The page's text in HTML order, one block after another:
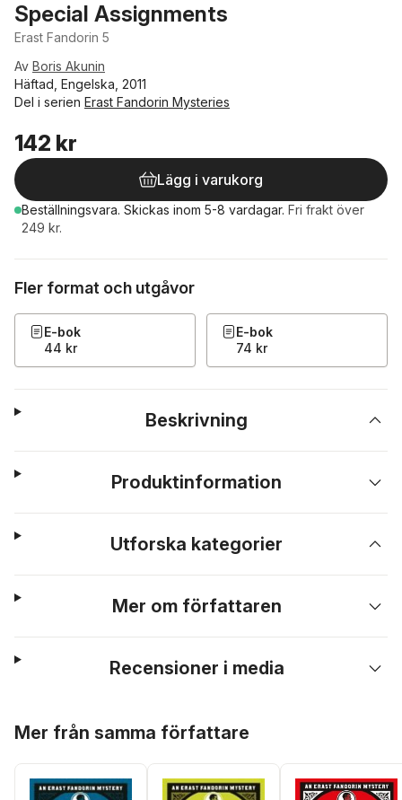
Special Assignments
Erast Fandorin 5
Av Boris Akunin
Häftad, Engelska, 2011
Del i serien Erast Fandorin Mysteries
142 kr
Lägg i varukorg
Beställningsvara. Skickas inom 5-8 vardagar. Fri frakt över
249 kr.
Fler format och utgåvor
E-bok
44 kr
E-bok
74 kr
Beskrivning
Produktinformation
Utforska kategorier
Mer om författaren
Recensioner i media
Mer från samma författare